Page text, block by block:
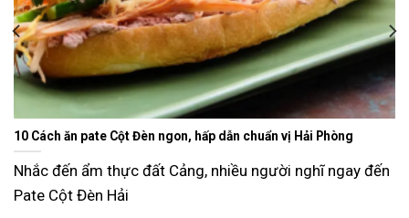
Ăn gì ngày Tết sao cho đỡ ngán và lạ miệng? Gợi ý 15 món ngon
dễ làm tại nhà
Tết Nguyên Đán là dịp sum vầy, nhưng cũng là thời điểm